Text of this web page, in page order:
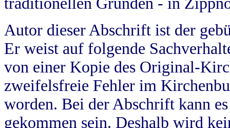
Autor dieser Abschrift ist der
Er weist auf folgende
von einer Kopie des Original-
zweifelsfreie Fehler im
worden. Bei der Abschrift kann
gekommen sein. Deshalb wird